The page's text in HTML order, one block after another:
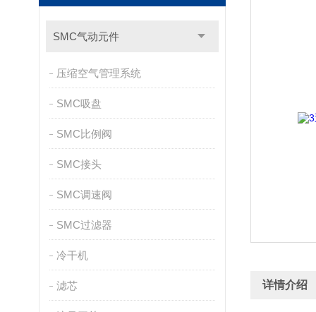
SMC气动元件
压缩空气管理系统
SMC吸盘
SMC比例阀
SMC接头
SMC调速阀
SMC过滤器
冷干机
滤芯 详情介绍